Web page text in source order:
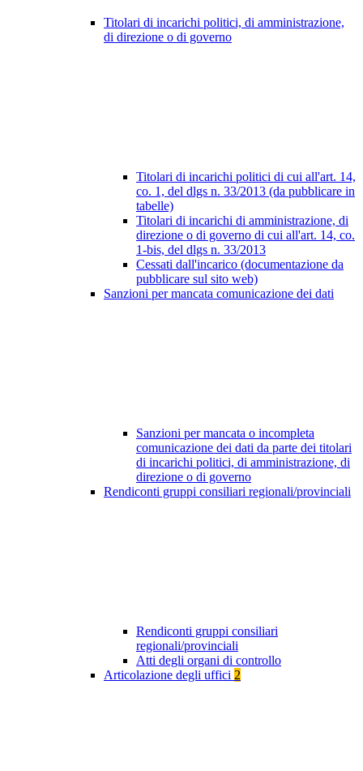
Titolari di incarichi politici, di amministrazione,
di direzione o di governo
Titolari di incarichi politici di cui all'art. 14,
co. 1, del dlgs n. 33/2013 (da pubblicare in
tabelle)
Titolari di incarichi di amministrazione, di
direzione o di governo di cui all'art. 14, co.
1-bis, del dlgs n. 33/2013
Cessati dall'incarico (documentazione da
pubblicare sul sito web)
Sanzioni per mancata comunicazione dei dati
Sanzioni per mancata o incompleta
comunicazione dei dati da parte dei titolari
di incarichi politici, di amministrazione, di
direzione o di governo
Rendiconti gruppi consiliari regionali/provinciali
Rendiconti gruppi consiliari
regionali/provinciali
Atti degli organi di controllo
Articolazione degli uffici 2